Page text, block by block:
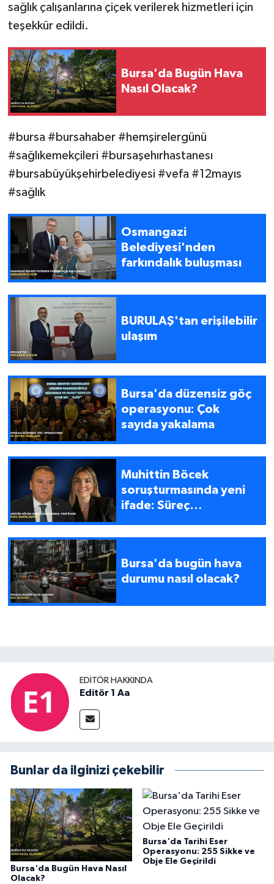
sağlık çalışanlarına çiçek verilerek hizmetleri için
teşekkür edildi.
Bursa'da Bugün Hava
Nasıl Olacak?
#bursa #bursahaber #hemşirelergünü
#sağlıkemekçileri #bursaşehırhastanesı
#bursabüyükşehirbelediyesi #vefa #12mayıs
#sağlık
Osmangazi
Belediyesi'nden
farkındalık buluşması
BURULAŞ'tan erişilebilir
ulaşım
Bursa'da düzensiz göç
operasyonu: Çok
sayıda yakalama
Muhittin Böcek
soruşturmasında yeni
ifade: Süreç
Bursa'da bugün hava
durumu nasıl olacak?
EDITÖR HAKKINDA
Editör 1 Aa
Bunlar da ilginizi çekebilir
Bursa'da Bugün Hava Nasıl
Olacak?
Bursa'da Tarihi Eser
Operasyonu: 255 Sikke ve
Obje Ele Geçirildi